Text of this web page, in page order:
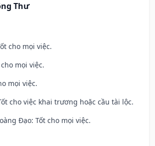
Thư
cho mọi việc.
mọi việc.
mọi việc.
cho việc khai trương hoặc cầu tài lộc.
Đạo: Tốt cho mọi việc.